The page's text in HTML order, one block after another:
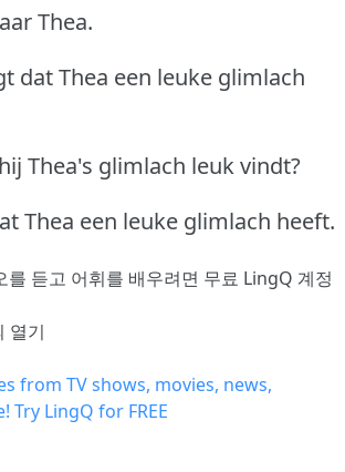
Thea.
dat Thea een leuke glimlach
Thea's glimlach leuk vindt?
Thea een leuke glimlach heeft.
를 듣고 어휘를 배우려면 무료 LingQ 계정
열기